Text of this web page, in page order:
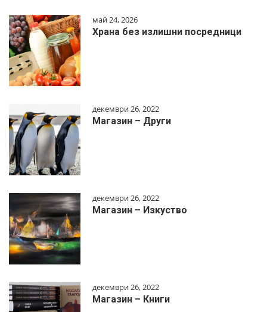
май 24, 2026
Храна без излишни посредници
декември 26, 2022
Магазин – Други
декември 26, 2022
Магазин – Изкуство
декември 26, 2022
Магазин – Книги